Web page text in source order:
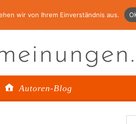
Autoren-Blog
wir von Ihrem Einverständnis aus.